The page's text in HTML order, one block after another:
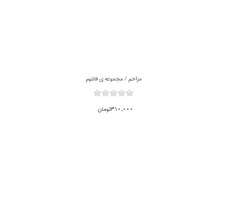
مزاحم / مجموعه ي فانتوم
310,000تومان